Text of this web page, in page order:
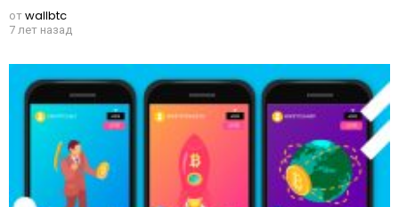
отwallbtc
7 лет назад